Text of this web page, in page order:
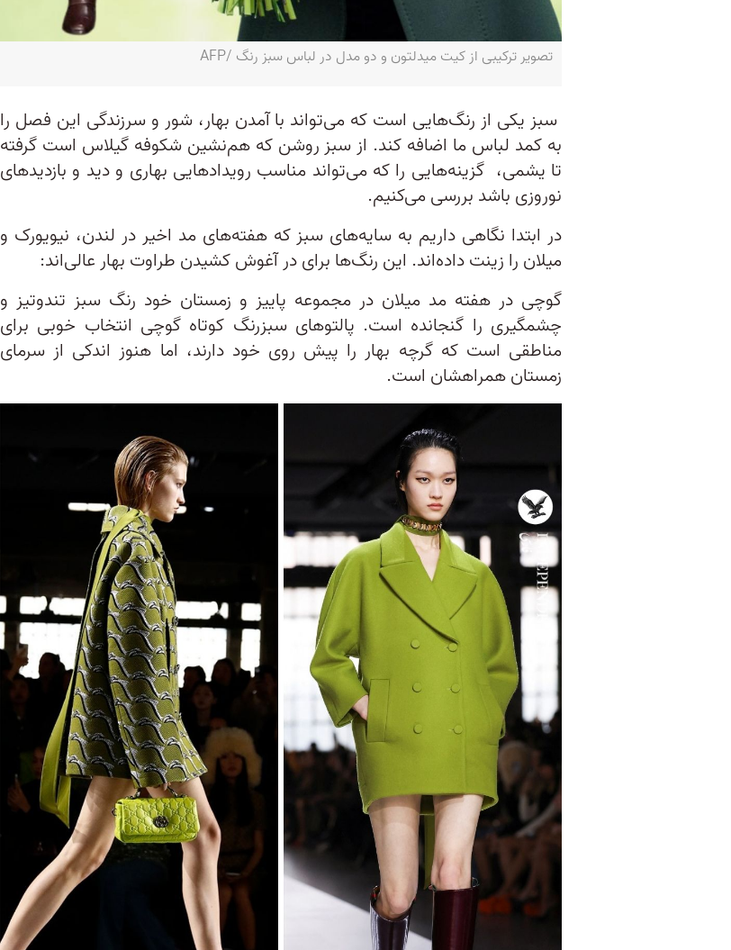
تصویر ترکیبی از کیت میدلتون و دو مدل در لباس سبز رنگ /AFP
سبز یکی از رنگ‌هایی است که می‌تواند با آمدن بهار، شور و سرزندگی این فصل را
به کمد لباس ما اضافه کند. از سبز روشن که هم‌نشین شکوفه گیلاس است گرفته
تا یشمی، گزینه‌هایی را که می‌تواند مناسب رویدادهایی بهاری و دید و بازدیدهای
نوروزی باشد بررسی می‌کنیم.
در ابتدا نگاهی داریم به سایه‌های سبز که هفته‌های مد اخیر در لندن، نیویورک و
میلان را زینت داده‌اند. این رنگ‌ها برای در آغوش کشیدن طراوت بهار عالی‌اند:
گوچی در هفته مد میلان در مجموعه پاییز و زمستان خود رنگ سبز تندوتیز و
چشمگیری را گنجانده است. پالتوهای سبزرنگ کوتاه گوچی انتخاب خوبی برای
مناطقی است که گرچه بهار را پیش روی خود دارند، اما هنوز اندکی از سرمای
زمستان همراهشان است.